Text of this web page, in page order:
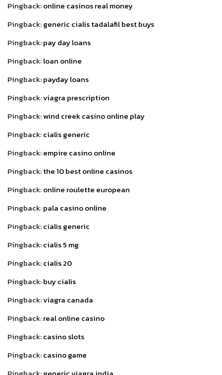
Pingback:online casinos real money
Pingback:generic cialis tadalafil best buys
Pingback:pay day loans
Pingback:loan online
Pingback:payday loans
Pingback:viagra prescription
Pingback:wind creek casino online play
Pingback:cialis generic
Pingback:empire casino online
Pingback:the 10 best online casinos
Pingback:online roulette european
Pingback:pala casino online
Pingback:cialis generic
Pingback:cialis 5 mg
Pingback:cialis 20
Pingback:buy cialis
Pingback:viagra canada
Pingback:real online casino
Pingback:casino slots
Pingback:casino game